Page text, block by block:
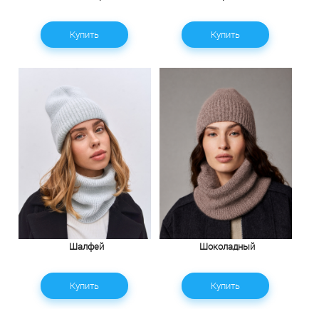
Купить Купить
Шалфей
Купить
Шоколадный
Купить